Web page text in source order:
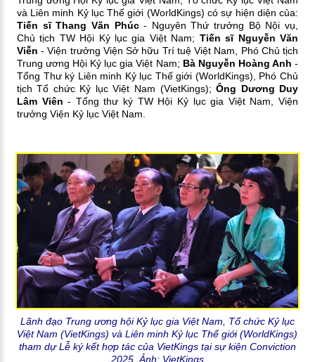
và Liên minh Kỷ lục Thế giới (WorldKings) có sự hiện diện của:
Tiến sĩ Thang Văn Phúc- Nguyên Thứ trưởng Bộ Nội vụ,
Chủ tịch TW Hội Kỷ lục gia Việt Nam; Tiến sĩ Nguyễn Văn
Viễn- Viện trưởng Viện Sở hữu Trí tuệ Việt Nam, Phó Chủ tịch
Trung ương Hội Kỷ lục gia Việt Nam; Bà Nguyễn Hoàng Anh-
Tổng Thư ký Liên minh Kỷ lục Thế giới (WorldKings), Phó Chủ
tịch Tổ chức Kỷ lục Việt Nam (VietKings);Ông Dương Duy
Lâm Viên- Tổng thư ký TW Hội Kỷ lục gia Việt Nam, Viện
trưởng Viện Kỷ lục Việt Nam.
Lãnh đạo Trung ương hội Kỷ lục gia Việt Nam, Tổ chức Kỷ lục
Việt Nam (VietKings) và Liên minh Kỷ lục Thế giới (WorldKings)
tham dự Lễ ký kết hợp tác của VietKings tại sự kiện Conviction
2025. Ảnh: VietKings